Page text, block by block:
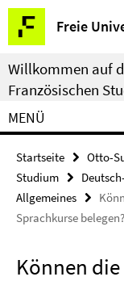
Springe
direkt
zu
Inhalt
Freie
Service-
Navigation
Willkommen auf
Französischen
MENÜ
Startseite
Otto-
Studium
Allgemeines
Sprachkurse belegen?
Können die